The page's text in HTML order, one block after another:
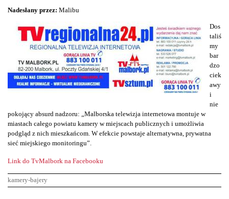
Nadesłany przez: Malibu
Dos
taliś
my
bar
dzo
ciek
awy
i
nie
pokojący absurd nadzoru: „Malborska telewizja internetowa montuje w
miastach całego powiatu kamery w miejscach publicznych i umożliwia
podgląd z nich mieszkańcom. W efekcie powstaje alternatywna, prywatna
sieć miejskiego monitoringu”.
Link do TvMalbork na Facebooku
kamery-bajery